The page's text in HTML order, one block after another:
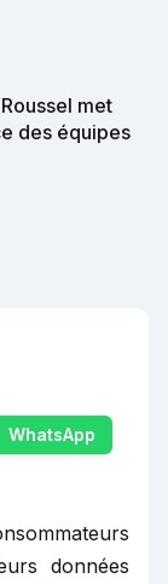
met
des équipes
WhatsApp
données